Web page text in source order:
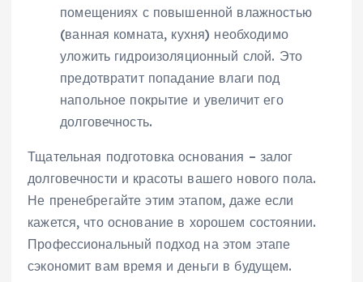
помещениях с повышенной влажностью
(ванная комната, кухня) необходимо
уложить гидроизоляционный слой. Это
предотвратит попадание влаги под
напольное покрытие и увеличит его
долговечность.
Тщательная подготовка основания – залог
долговечности и красоты вашего нового пола.
Не пренебрегайте этим этапом, даже если
кажется, что основание в хорошем состоянии.
Профессиональный подход на этом этапе
сэкономит вам время и деньги в будущем.